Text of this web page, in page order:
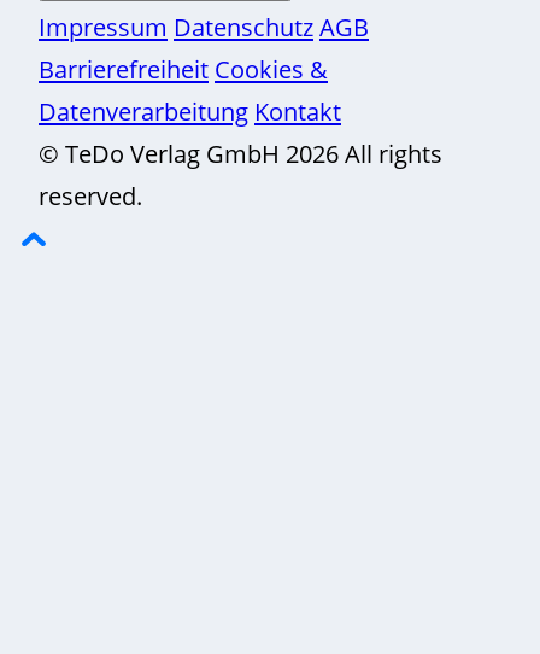
Impressum DatenschutzAGB
Barrierefreiheit Cookies &
Datenverarbeitung Kontakt
© TeDo Verlag GmbH 2026 All rights
reserved.